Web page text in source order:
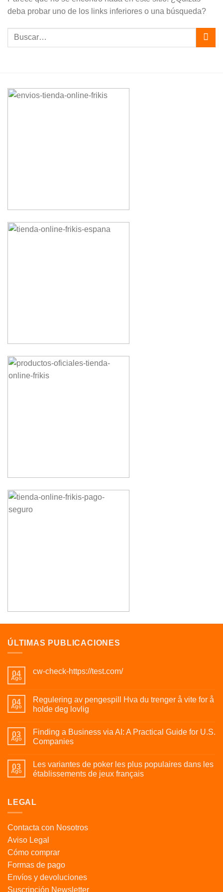
deba probar uno de los links inferiores o una búsqueda?
ÚLTIMAS PUBLICACIONES
04
Ago
cw-check-https://test.com/
04
Ago
Regulering av pengespill Hva du trenger å vite for å
holde deg lovlig
03
Ago
Finding a Business via AI: A Practical Guide for U.S.
Companies
03
Ago
Les variantes de poker les plus populaires dans les
établissements de jeux français
LEGAL
Contacta con Nosotros
Aviso Legal
Cómo comprar
Formas de pago
Envíos y devoluciones
Suscripción Newsletter